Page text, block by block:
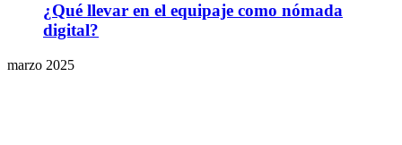
¿Qué llevar en el equipaje como nómada
digital?
marzo 2025